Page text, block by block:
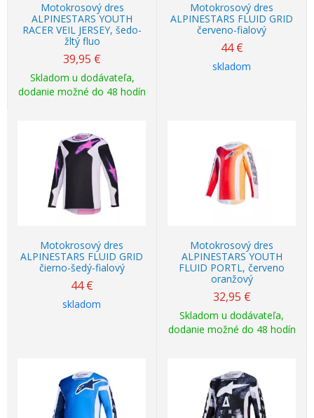
Motokrosový dres
ALPINESTARS YOUTH
RACER VEIL JERSEY, šedo-
žltý fluo
39,95 €
Skladom u dodávateľa,
dodanie možné do 48 hodín
Motokrosový dres
ALPINESTARS FLUID GRID
červeno-fialový
44 €
skladom
Motokrosový dres
ALPINESTARS FLUID GRID
čierno-šedý-fialový
44 €
skladom
Motokrosový dres
ALPINESTARS YOUTH
FLUID PORTL, červeno
oranžový
32,95 €
Skladom u dodávateľa,
dodanie možné do 48 hodín